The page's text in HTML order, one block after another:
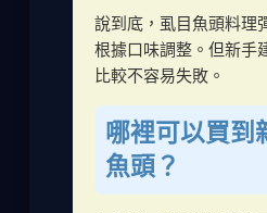
說到底，虱目魚頭料理
根據口味調整。但新手
比較不容易失敗。
哪裡可以買到
魚頭？